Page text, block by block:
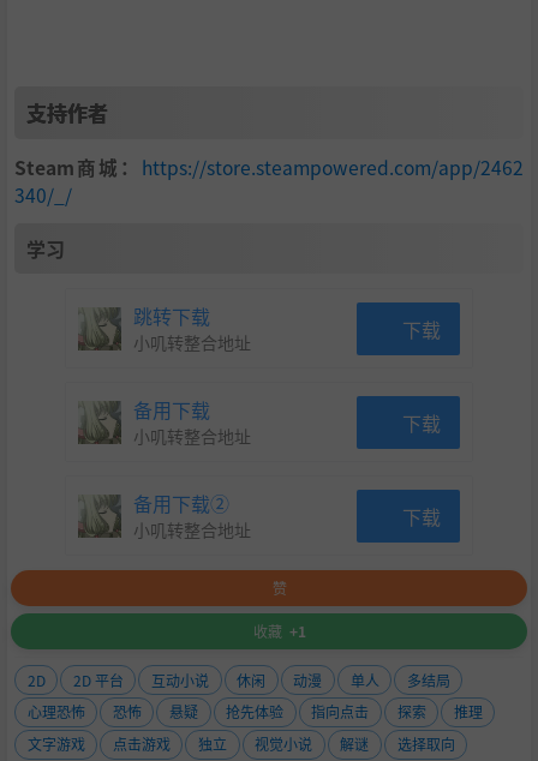
支持作者
Steam商城： https://store.steampowered.com/app/2462
340/_/
学习
跳转下载
小叽转整合地址 下载
备用下载
小叽转整合地址 下载
备用下载②
小叽转整合地址 下载
赞
收藏 +1
2D 2D 平台 互动小说 休闲 动漫 单人
多结局
心理恐怖
恐怖 悬疑 抢先体验 指向点击 探索
推理
文字游戏
点击游戏 独立 视觉小说 解谜
选择取向